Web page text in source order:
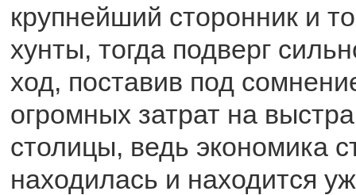
крупнейший сторонник и
хунты, тогда подверг
ход, поставив под
огромных затрат на
столицы, ведь экономика
находилась и находится